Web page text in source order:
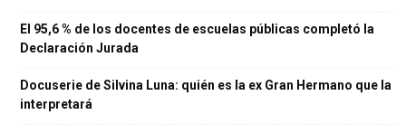
El 95,6 % de los docentes de escuelas públicas completó la
Declaración Jurada
Docuserie de Silvina Luna: quién es la ex Gran Hermano que la
interpretará